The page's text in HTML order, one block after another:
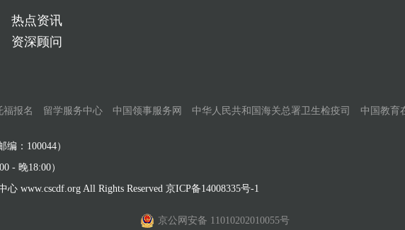
热点资讯
资深顾问
福报名 留学服务中心 中国领事服务网 中华人民共和国海关总署卫生检疫司 中国教育
：100044）
- 晚18:00）
心 www.cscdf.org All Rights Reserved 京ICP备14008335号-1
京公网安备 11010202010055号